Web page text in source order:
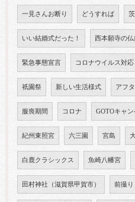
一見さんお断り どうすれば
いい結婚式だった！ 西本願寺の
緊急事態宣言 コロナウイルス対応
祇園祭 新しい生活様式 アフ
服喪期間 コロナ GOTOキャ
紀州東照宮 六三園 宮島
白鹿クラシックス 魚崎八幡宮
田村神社（滋賀県甲賀市） 前撮り